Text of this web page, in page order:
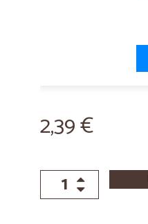
2,39 €